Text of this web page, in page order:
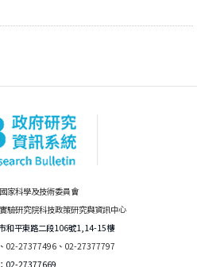
國家科學及技術委員會
驗研究院科技政策研究與資訊中心
和平東路二段106號1,14-15樓
、 02-27377496 、 02-27377797
02-27377669